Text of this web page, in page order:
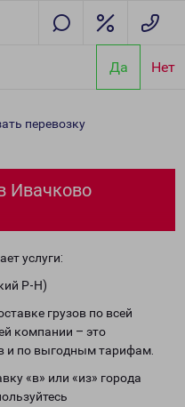
Да Нет
перевозку
Ивачково
услуги:
Р-Н)
грузов по всей
компании – это
и по выгодным тарифам.
«в» или «из» города